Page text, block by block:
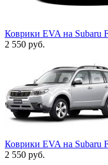
Коврики EVA на Subaru
2 550 руб.
Коврики EVA на Subaru
2 550 руб.